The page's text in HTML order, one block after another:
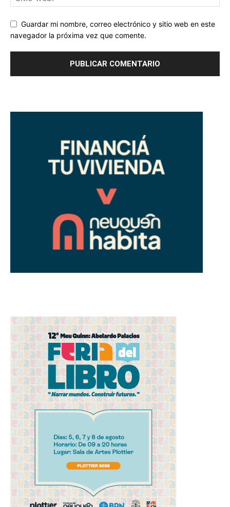
Guardar mi nombre, correo electrónico y sitio web en este
navegador la próxima vez que comente.